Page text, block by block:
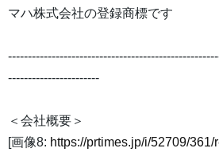
マハ株式会社の登録商標です
-----------------------
＜会社概要＞
[画像8: https://prtimes.jp/i/52709/